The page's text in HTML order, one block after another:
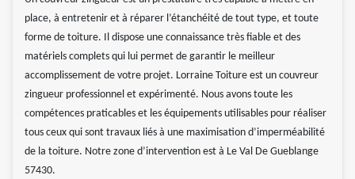
place, à entretenir et à réparer l’étanchéité de tout type, et toute
forme de toiture. Il dispose une connaissance très fiable et des
matériels complets qui lui permet de garantir le meilleur
accomplissement de votre projet. Lorraine Toiture est un couvreur
zingueur professionnel et expérimenté. Nous avons toute les
compétences praticables et les équipements utilisables pour réaliser
tous ceux qui sont travaux liés à une maximisation d’imperméabilité
de la toiture. Notre zone d’intervention est à Le Val De Gueblange
57430.